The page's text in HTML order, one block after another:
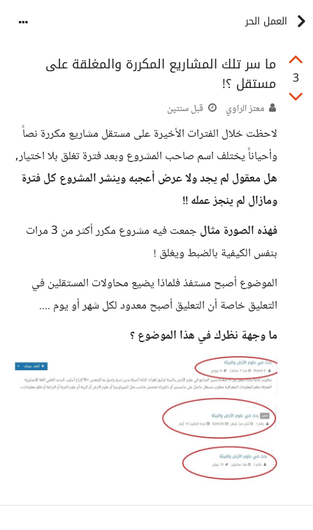
العمل الحر
3
ما سر تلك المشاريع المكررة والمغلقة على
مستقل ؟!
معتز الراوي قبل سنتين
لاحظت خلال الفترات الأخيرة على مستقل مشاريع مكررة نصاً
وأحياناً يختلف اسم صاحب المشروع وبعد فترة تغلق بلا اختيار,
هل معقول لم يجد ولا عرض أعجبه وينشر المشروع كل فترة
ومازال لم ينجز عمله !!
فهذه الصورة مثال
جمعت فيه مشروع مكرر أكثر من 3 مرات
بنفس الكيفية بالضبط ويغلق !
الموضوع أصبح مستفذ فلماذا يضيع محاولات المستقلين في
التعليق خاصة أن التعليق أصبح معدود لكل شهر أو يوم ....
ما وجهة نظرك في هذا الموضوع ؟